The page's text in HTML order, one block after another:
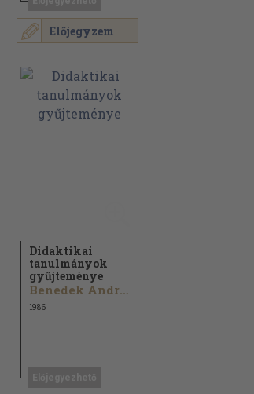
Előjegyzem
Didaktikai
tanulmányok
gyűjteménye
Benedek András...
1986